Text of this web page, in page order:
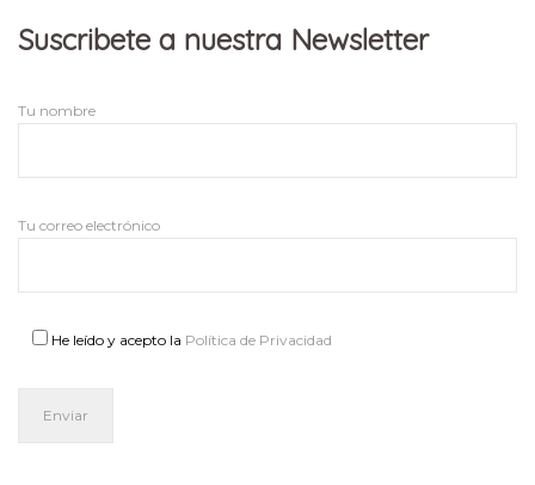
Suscribete a nuestra Newsletter
Tu nombre
Tu correo electrónico
He leído y acepto la Política de Privacidad